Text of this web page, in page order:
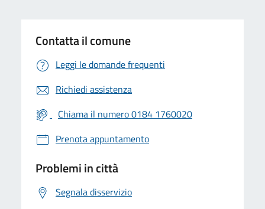
Contatta il comune
Leggi le domande frequenti
Richiedi assistenza
Chiama il numero 0184 1760020
Prenota appuntamento
Problemi in città
Segnala disservizio